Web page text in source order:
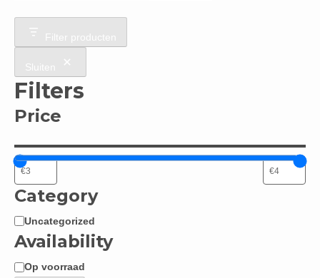
Filter producten
Sluiten
Filters
Price
Category
Categorie
Uncategorized
Availability
Beschikbaarheid
Op voorraad